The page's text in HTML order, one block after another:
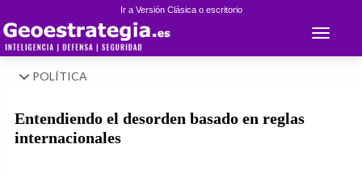
Ir a Versión Clásica o escritorio
Toggle
POLÍTICA
Entendiendo el desorden basado en reglas
internacionales